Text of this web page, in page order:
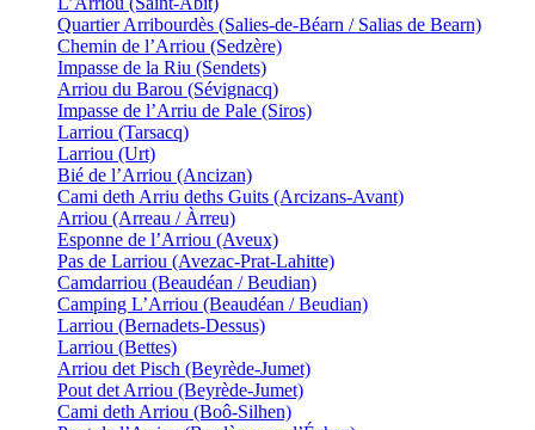
Quartier Arribourdès (Salies-de-Béarn / Salias de Bearn)
Chemin de l’Arriou (Sedzère)
Impasse de la Riu (Sendets)
Arriou du Barou (Sévignacq)
Impasse de l’Arriu de Pale (Siros)
Larriou (Tarsacq)
Larriou (Urt)
Bié de l’Arriou (Ancizan)
Cami deth Arriu deths Guits (Arcizans-Avant)
Arriou (Arreau / Àrreu)
Esponne de l’Arriou (Aveux)
Pas de Larriou (Avezac-Prat-Lahitte)
Camdarriou (Beaudéan / Beudian)
Camping L’Arriou (Beaudéan / Beudian)
Larriou (Bernadets-Dessus)
Larriou (Bettes)
Arriou det Pisch (Beyrède-Jumet)
Pout det Arriou (Beyrède-Jumet)
Cami deth Arriou (Boô-Silhen)